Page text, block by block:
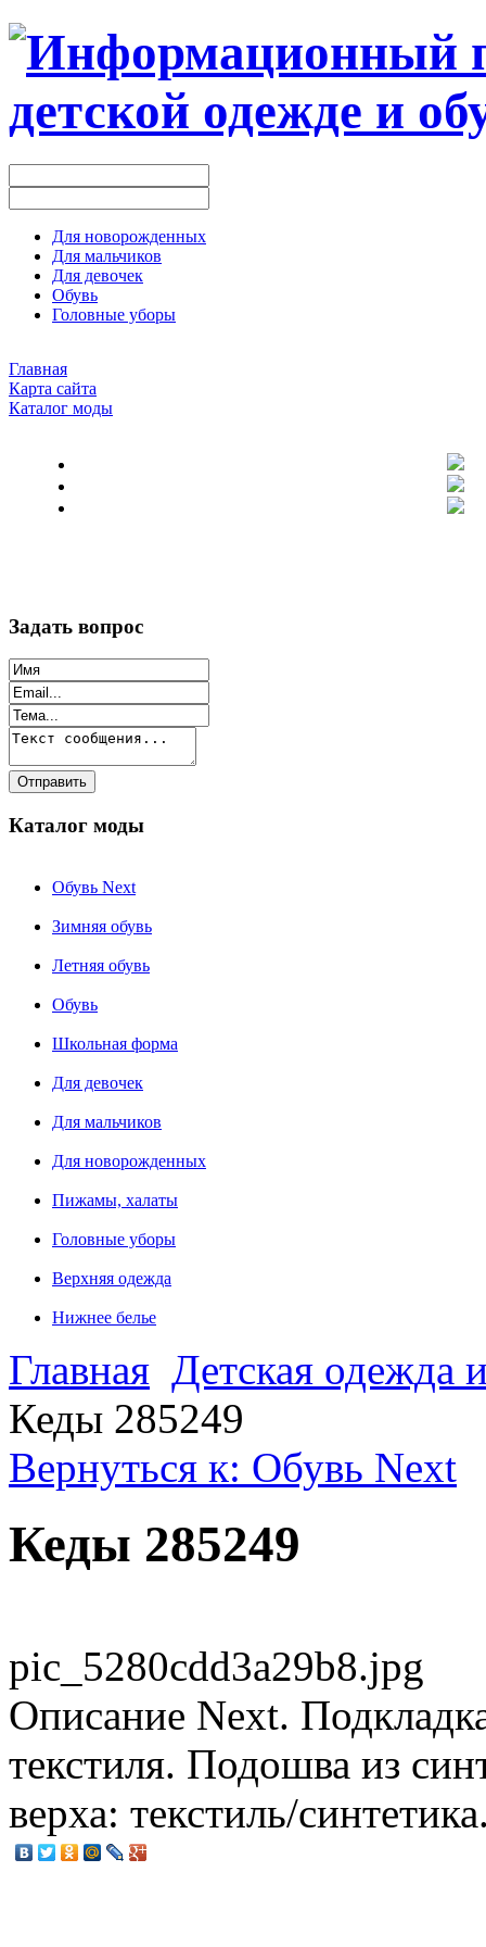
Для новорожденных
Для мальчиков
Для девочек
Обувь
Головные уборы
Главная
Карта сайта
Каталог моды
Задать вопрос
Каталог моды
Обувь Next
Зимняя обувь
Летняя обувь
Обувь
Школьная форма
Для девочек
Для мальчиков
Для новорожденных
Пижамы, халаты
Головные уборы
Верхняя одежда
Нижнее белье
Главная Детская одежда
Кеды 285249
Вернуться к: Обувь Next
Кеды 285249
pic_5280cdd3a29b8.jpg
Описание Next.
текстиля. Подошва из
верха: текстиль/